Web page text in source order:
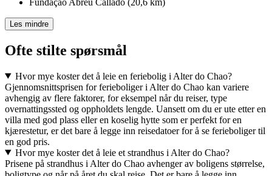
Les mindre
Ofte stilte spørsmål
Hvor mye koster det å leie en feriebolig i Alter do Chao?
Gjennomsnittsprisen for ferieboliger i Alter do Chao kan variere
avhengig av flere faktorer, for eksempel når du reiser, type
overnattingssted og oppholdets lengde. Uansett om du er ute etter en
villa med god plass eller en koselig hytte som er perfekt for en
kjærestetur, er det bare å legge inn reisedatoer for å se ferieboliger til
en god pris.
Hvor mye koster det å leie et strandhus i Alter do Chao?
Prisene på strandhus i Alter do Chao avhenger av boligens størrelse,